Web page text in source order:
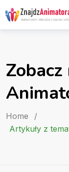
Skip
to
content
Home
/
Artykuły z